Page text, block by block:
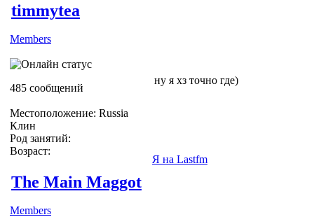
timmytea
Members
485 сообщений
Местоположение: Russia
Клин
Род занятий:
Возраст:
ну я хз точно где)
Я на Lastfm
The Main Maggot
Members